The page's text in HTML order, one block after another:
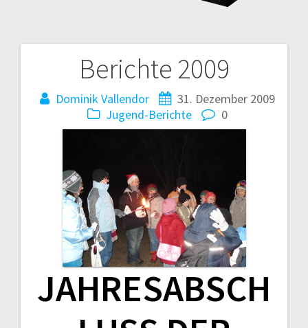
Berichte 2009
Dominik Vallendor
31. Dezember 2009
Jugend-Berichte
0
JAHRESABSCH
Beitragsnavigation